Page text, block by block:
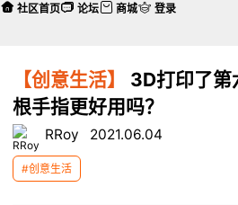
【创意生活】
3D打印了第
根手指更好用吗？
RRoy 2021.06.04
#创意生活
社区首页 论坛 商城 登录